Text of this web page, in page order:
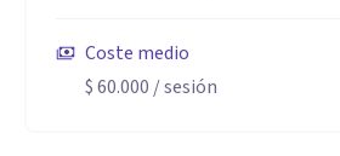
Coste medio
$ 60.000 / sesión